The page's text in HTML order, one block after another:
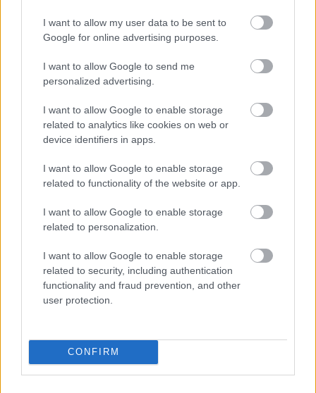
I want to allow my user data to be sent to
Google for online advertising purposes.
I want to allow Google to send me
personalized advertising.
I want to allow Google to enable storage
related to analytics like cookies on web or
device identifiers in apps.
I want to allow Google to enable storage
related to functionality of the website or app.
I want to allow Google to enable storage
related to personalization.
I want to allow Google to enable storage
related to security, including authentication
functionality and fraud prevention, and other
user protection.
CONFIRM
uip-duna film: 25 év 25 legnézettebb
Takács Máté•2014. március 23.
1989-ben a változások szele természetesen a
már egy-két évvel korábban elveszítette
monopóliumát, de az igazi fordulópontot a
hollywoodi stúdiókat direkte –és azóta is– képviselő